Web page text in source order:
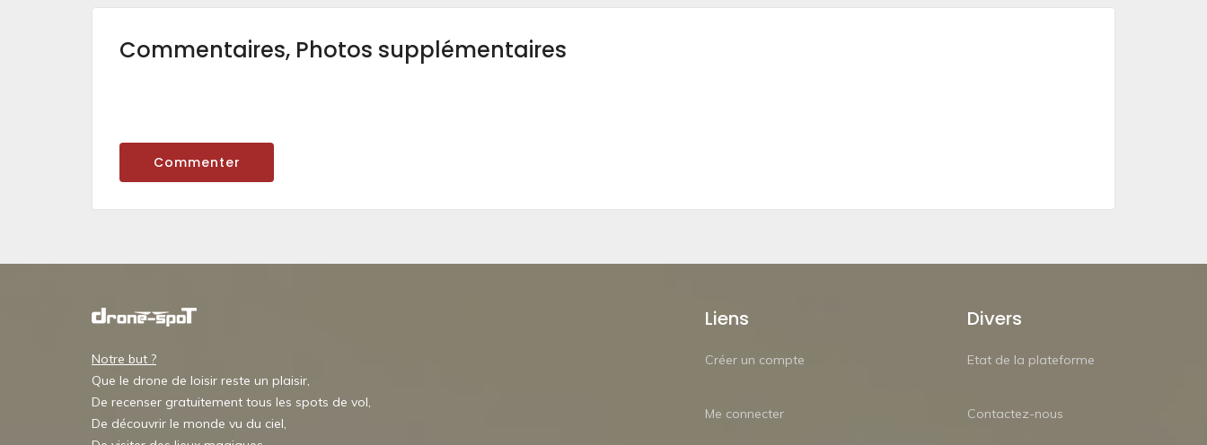
Commentaires, Photos supplémentaires
Commenter
Notre but ?
Que le drone de loisir reste un plaisir,
De recenser gratuitement tous les spots de vol,
De découvrir le monde vu du ciel,
Liens
Créer un compte
Me connecter
Divers
Etat de la plateforme
Contactez-nous